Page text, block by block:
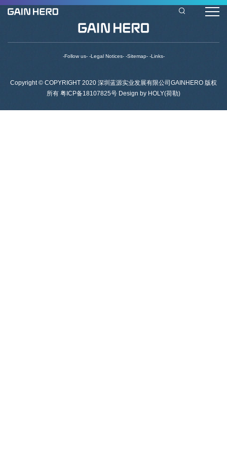
-Follow us- -Legal Notices- -Sitemap- -Links-
Copyright © COPYRIGHT 2020 深圳蓝源实业发展有限公司GAINHERO 版权
所有 粤ICP备18107825号 Design by HOLY(荷勒)